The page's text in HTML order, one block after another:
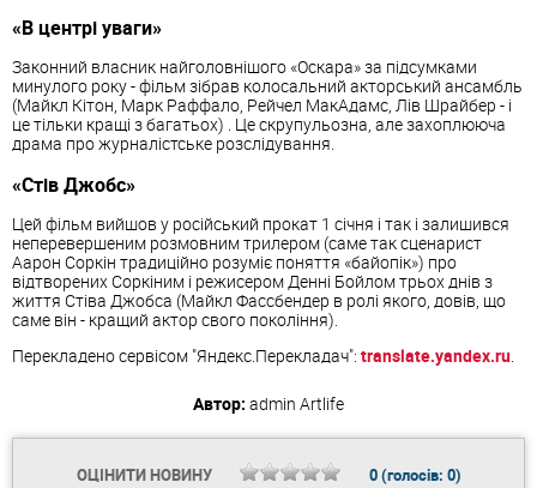
«В центрі уваги»
Законний власник найголовнішого «Оскара» за підсумками
минулого року - фільм зібрав колосальний акторський ансамбль
(Майкл Кітон, Марк Раффало, Рейчел МакАдамс, Лів Шрайбер - і
це тільки кращі з багатьох) . Це скрупульозна, але захоплююча
драма про журналістське розслідування.
«Стів Джобс»
Цей фільм вийшов у російський прокат 1 січня і так і залишився
неперевершеним розмовним трилером (саме так сценарист
Аарон Соркін традиційно розуміє поняття «байопік») про
відтворених Соркіним і режисером Денні Бойлом трьох днів з
життя Стіва Джобса (Майкл Фассбендер в ролі якого, довів, що
саме він - кращий актор свого покоління).
Перекладено сервісом "Яндекс.Перекладач": translate.yandex.ru.
Автор: admin Artlife
ОЦІНИТИ НОВИНУ 0(голосів: 0)